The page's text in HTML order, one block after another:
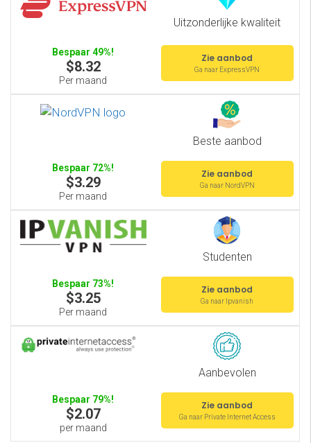
Uitzonderlijke kwaliteit
Bespaar 49%!
$8.32
Per maand
Zie aanbod
Ga naar ExpressVPN
Beste aanbod
Bespaar 72%!
$3.29
Per maand
Zie aanbod
Ga naar NordVPN
Studenten
Bespaar 73%!
$3.25
Per maand
Zie aanbod
Ga naar Ipvanish
Aanbevolen
Bespaar 79%!
$2.07
per maand
Zie aanbod
Ga naar Private Internet Access